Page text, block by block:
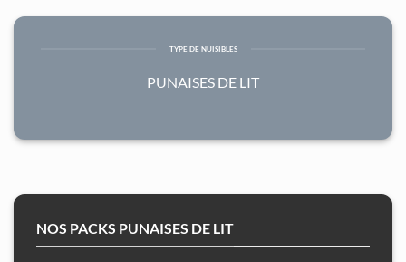
TYPE DE NUISIBLES
PUNAISES DE LIT
NOS PACKS PUNAISES DE LIT